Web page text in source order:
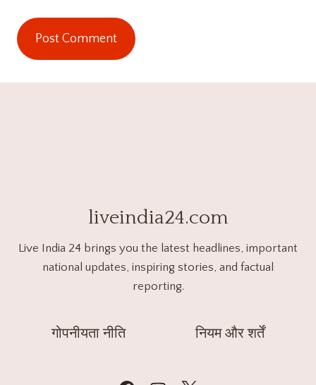
liveindia24.com
Live India 24 brings you the latest headlines, important
national updates, inspiring stories, and factual
reporting.
गोपनीयता नीति नियम और शर्तें